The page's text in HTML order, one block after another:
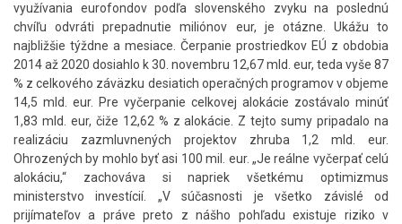
využívania eurofondov podľa slovenského zvyku na poslednú
chvíľu odvráti prepadnutie miliónov eur, je otázne. Ukážu to
najbližšie týždne a mesiace. Čerpanie prostriedkov EÚ z obdobia
2014 až 2020 dosiahlo k 30. novembru 12,67 mld. eur, teda vyše 87
% z celkového záväzku desiatich operačných programov v objeme
14,5 mld. eur. Pre vyčerpanie celkovej alokácie zostávalo minúť
1,83 mld. eur, čiže 12,62 % z alokácie. Z tejto sumy pripadalo na
realizáciu zazmluvnených projektov zhruba 1,2 mld. eur.
Ohrozených by mohlo byť asi 100 mil. eur. „Je reálne vyčerpať celú
alokáciu,“ zachováva si napriek všetkému optimizmus
ministerstvo investícií. „V súčasnosti je všetko závislé od
prijímateľov a práve preto z nášho pohľadu existuje riziko v